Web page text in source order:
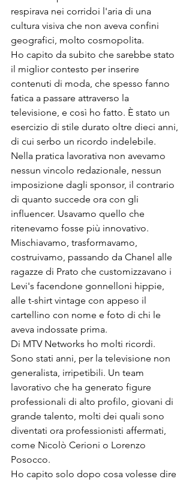
respirava nei corridoi l'aria di una
cultura visiva che non aveva confini
geografici, molto cosmopolita.
Ho capito da subito che sarebbe stato
il miglior contesto per inserire
contenuti di moda, che spesso fanno
fatica a passare attraverso la
televisione, e così ho fatto. È stato un
esercizio di stile durato oltre dieci anni,
di cui serbo un ricordo indelebile.
Nella pratica lavorativa non avevamo
nessun vincolo redazionale, nessun
imposizione dagli sponsor, il contrario
di quanto succede ora con gli
influencer. Usavamo quello che
ritenevamo fosse più innovativo.
Mischiavamo, trasformavamo,
costruivamo, passando da Chanel alle
ragazze di Prato che customizzavano i
Levi's facendone gonnelloni hippie,
alle t-shirt vintage con appeso il
cartellino con nome e foto di chi le
aveva indossate prima.
Di MTV Networks ho molti ricordi.
Sono stati anni, per la televisione non
generalista, irripetibili. Un team
lavorativo che ha generato figure
professionali di alto profilo, giovani di
grande talento, molti dei quali sono
diventati ora professionisti affermati,
come Nicolò Cerioni o Lorenzo
Posocco.
Ho capito solo dopo cosa volesse dire